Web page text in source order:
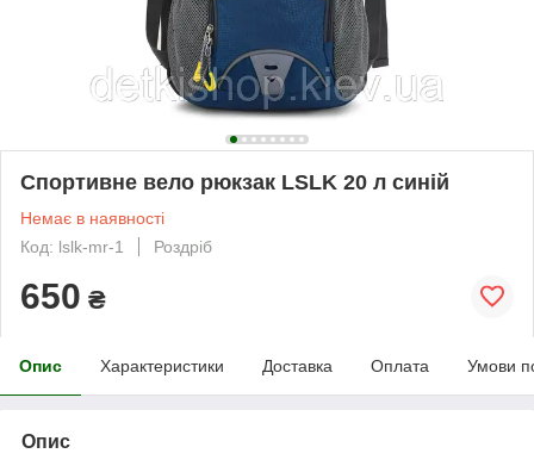
Спортивне вело рюкзак LSLK 20 л синій
Немає в наявності
Код: lslk-mr-1
Роздріб
650 ₴
Опис Характеристики Доставка Оплата Умови
Опис